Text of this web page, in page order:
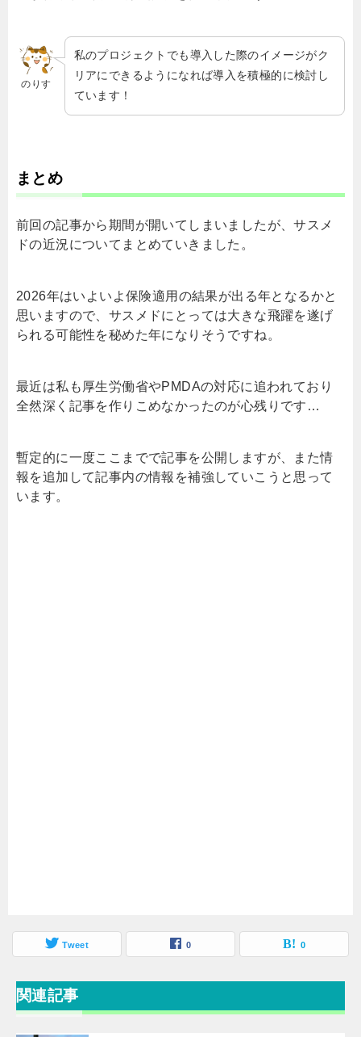
のりす
私のプロジェクトでも導入した際のイメージがク
リアにできるようになれば導入を積極的に検討し
ています！
まとめ
前回の記事から期間が開いてしまいましたが、サスメ
ドの近況についてまとめていきました。
2026年はいよいよ保険適用の結果が出る年となるかと
思いますので、サスメドにとっては大きな飛躍を遂げ
られる可能性を秘めた年になりそうですね。
最近は私も厚生労働省やPMDAの対応に追われており
全然深く記事を作りこめなかったのが心残りです…
暫定的に一度ここまでで記事を公開しますが、また情
報を追加して記事内の情報を補強していこうと思って
います。
Tweet 0 0
関連記事